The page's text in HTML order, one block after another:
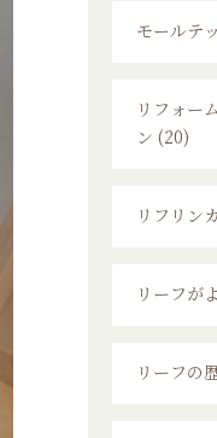
モールテ
リフォー
ン (20)
リフリン
リーフが
リーフの